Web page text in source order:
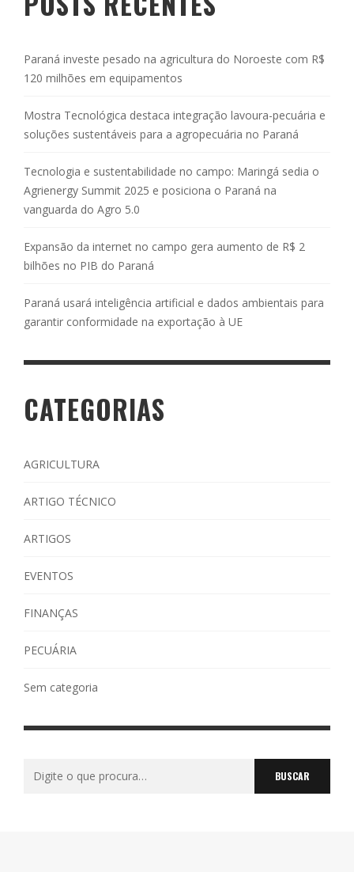
Paraná investe pesado na agricultura do Noroeste com R$
120 milhões em equipamentos
Mostra Tecnológica destaca integração lavoura-pecuária e
soluções sustentáveis para a agropecuária no Paraná
Tecnologia e sustentabilidade no campo: Maringá sedia o
Agrienergy Summit 2025 e posiciona o Paraná na
vanguarda do Agro 5.0
Expansão da internet no campo gera aumento de R$ 2
bilhões no PIB do Paraná
Paraná usará inteligência artificial e dados ambientais para
garantir conformidade na exportação à UE
CATEGORIAS
AGRICULTURA
ARTIGO TÉCNICO
ARTIGOS
EVENTOS
FINANÇAS
PECUÁRIA
Sem categoria